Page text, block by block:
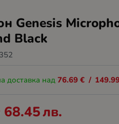
Genesis
Black
доставка над76.69 € /
68.45лв.